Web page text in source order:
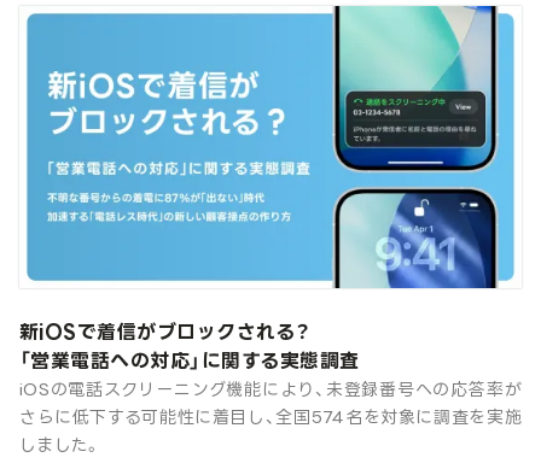
新iOSで着信がブロックされる？
「営業電話への対応」に関する実態調査
iOSの電話スクリーニング機能により、未登録番号への応答率が
さらに低下する可能性に着目し、全国574名を対象に調査を実施
しました。